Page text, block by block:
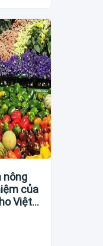
nông
của
Việt